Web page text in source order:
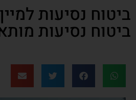
ביטוח נסיעות
ביטוח נסיעות